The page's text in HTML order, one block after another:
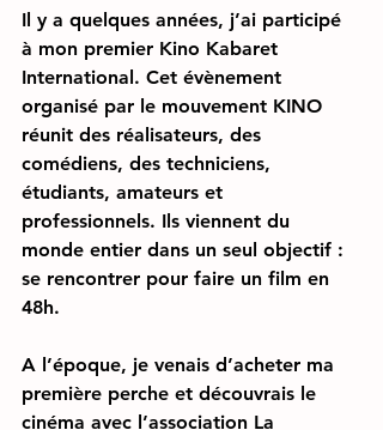
Il y a quelques années, j’ai participé
à mon premier Kino Kabaret
International. Cet évènement
organisé par le mouvement KINO
réunit des réalisateurs, des
comédiens, des techniciens,
étudiants, amateurs et
professionnels. Ils viennent du
monde entier dans un seul objectif :
se rencontrer pour faire un film en
48h.
A l’époque, je venais d’acheter ma
première perche et découvrais le
cinéma avec l’association La